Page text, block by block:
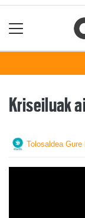
Kriseiluak
Tolosaldea Gure